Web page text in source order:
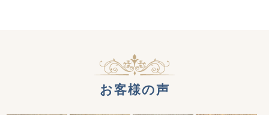
お客様の声